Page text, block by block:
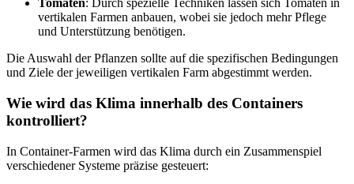
Tomaten: Durch spezielle Techniken lassen sich Tomaten in
vertikalen Farmen anbauen, wobei sie jedoch mehr Pflege
und Unterstützung benötigen.
Die Auswahl der Pflanzen sollte auf die spezifischen Bedingungen
und Ziele der jeweiligen vertikalen Farm abgestimmt werden.
Wie wird das Klima innerhalb des Containers
kontrolliert?
In Container-Farmen wird das Klima durch ein Zusammenspiel
verschiedener Systeme präzise gesteuert: